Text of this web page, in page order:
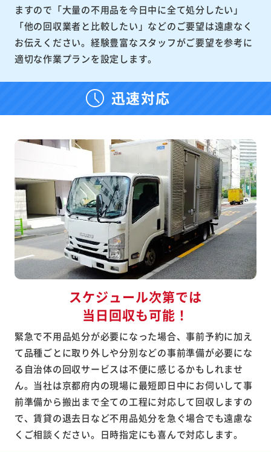
ますので「大量の不用品を今日中に全て処分したい」
「他の回収業者と比較したい」などのご要望は遠慮なく
お伝えください。経験豊富なスタッフがご要望を参考に
適切な作業プランを設定します。
迅速対応
スケジュール次第では
当日回収も可能！
緊急で不用品処分が必要になった場合、事前予約に加え
て品種ごとに取り外しや分別などの事前準備が必要にな
る自治体の回収サービスは不便に感じるかもしれませ
ん。当社は京都府内の現場に最短即日中にお伺いして事
前準備から搬出まで全ての工程に対応して回収しますの
で、賃貸の退去日など不用品処分を急ぐ場合でも遠慮な
くご相談ください。日時指定にも喜んで対応します。